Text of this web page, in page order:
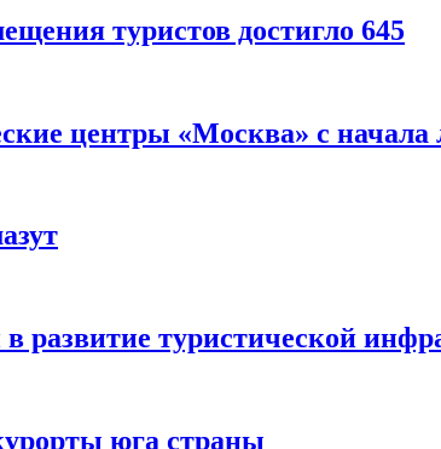
туристов достигло 645
центры «Москва» с начала
развитие туристической
юга страны